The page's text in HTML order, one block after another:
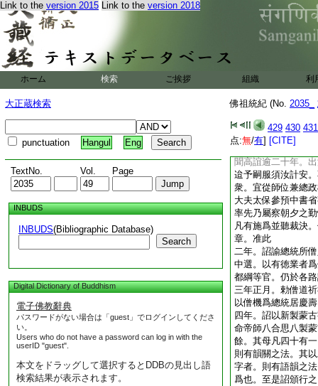
Link to the version 2015 Link to the version 2018
ホーム 検索 ご挨拶 組織 利
大正蔵検索
punctuation Hangul Eng
TextNo. Vol. Page
INBUDS
INBUDS(Bibliographic Database)
Search
Digital Dictionary of Buddhism
電子佛教辭典
パスワードがない場合は「guest」でログインしてくださ
い。
Users who do not have a password can log in with the
userID "guest".
本文をドラッグして選択するとDDBの見出し語
検索結果が表示されます。
佛祖統紀 (No. 2035_
429 430 431
点:無/有] [CITE]
八合思八爲帝師。
二年於桓州東梁河
首於城中乾艮二隅
元寺。曰龍光華嚴寺
至元元年甲子都燕
扮彌遶癹思八。登
命僧子聰同議樞密
姓劉氏。易其名秉
事。制長生天氣力
忠氣剛以直。學富
毎潜心於聖道。朕
聞高誼逾二十年。
迨予嗣服須汝計安
衆。宜從師位兼總
大夫太保參預中書
率先乃屬察朝夕之
凡有施爲並聽裁決
章。准此
二年。詔諭總統所
中選。以有徳業者
都綱等官。仍於各
三年正月。勅僧道
以僧機爲總統居慶壽
四年。詔以新製蒙
命帝師八合思八製
餘。其母凡四十有
則有韻關之法。其
字者。則有語韻之
爲也。至是詔頒行之